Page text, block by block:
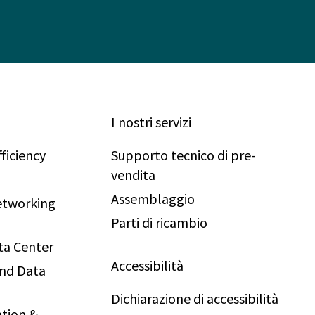
Center
Data
I nostri servizi
Supporto tecnico di pre-
vendita
Assemblaggio
Parti di ricambio
Accessibilità
Dichiarazione di accessibilità